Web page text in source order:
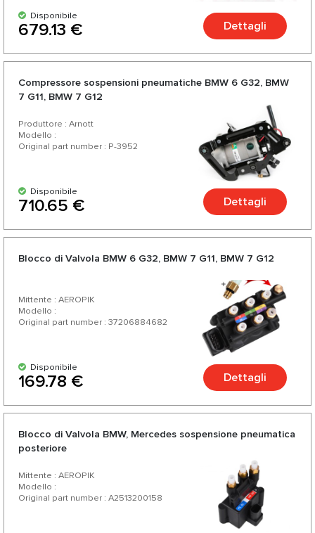
Disponibile
679.13 € Dettagli
Compressore sospensioni pneumatiche BMW 6 G32, BMW
7 G11, BMW 7 G12
Produttore : Arnott
Modello :
Original part number : P-3952
Disponibile
710.65 € Dettagli
Blocco di Valvola BMW 6 G32, BMW 7 G11, BMW 7 G12
Mittente : AEROPIK
Modello :
Original part number : 37206884682
Disponibile
169.78 € Dettagli
Blocco di Valvola BMW, Mercedes sospensione pneumatica
posteriore
Mittente : AEROPIK
Modello :
Original part number : A2513200158